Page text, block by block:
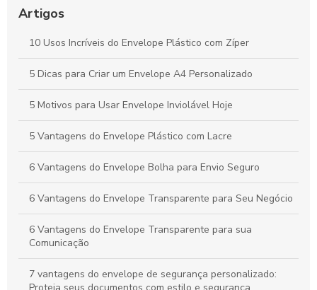
Segurança de Envio
Envelope plástico de segurança com lacre garante proteção
e confidencialidade
Artigos
10 Usos Incríveis do Envelope Plástico com Zíper
5 Dicas para Criar um Envelope A4 Personalizado
5 Motivos para Usar Envelope Inviolável Hoje
5 Vantagens do Envelope Plástico com Lacre
6 Vantagens do Envelope Bolha para Envio Seguro
6 Vantagens do Envelope Transparente para Seu Negócio
6 Vantagens do Envelope Transparente para sua
Comunicação
7 vantagens do envelope de segurança personalizado: